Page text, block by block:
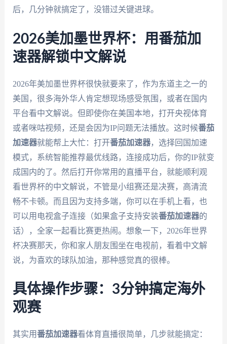
后，几分钟就搞定了，没错过关键进球。
2026美加墨世界杯：用番茄加
速器解锁中文解说
2026年美加墨世界杯很快就要来了，作为东道主之一的
美国，很多海外华人肯定想现场感受氛围，或者在国内
平台看中文解说。但即使你在美国本地，打开央视体育
或者咪咕视频，还是会因为IP问题无法播放。这时候番茄
加速器就能帮上大忙：打开番茄加速器，选择回国加速
模式，系统智能推荐最优线路，连接成功后，你的IP就变
成国内的了。然后打开你常用的直播平台，就能顺利观
看世界杯的中文解说，不管是小组赛还是决赛，高清流
畅不卡顿。而且因为支持多端，你可以在手机上看，也
可以用电视盒子连接（如果盒子支持安装番茄加速器的
话），全家一起看比赛更热闹。想象一下，2026年世界
杯决赛那天，你和家人朋友围坐在电视前，看着中文解
说，为喜欢的球队加油，那种感觉真的很棒。
具体操作步骤：3分钟搞定海外
观赛
其实用番茄加速器看体育直播很简单，几步就能搞定：